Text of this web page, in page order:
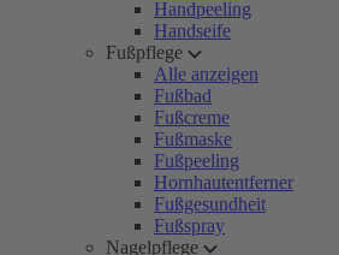
Handpeeling
Handseife
Fußpflege
Alle anzeigen
Fußbad
Fußcreme
Fußmaske
Fußpeeling
Hornhautentferner
Fußgesundheit
Fußspray
Nagelpflege